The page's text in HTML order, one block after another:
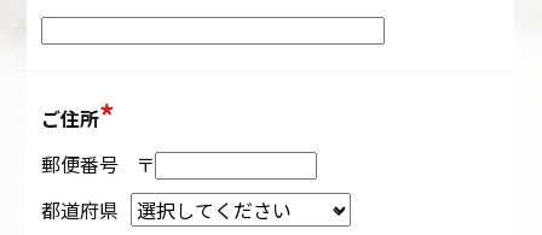
ご住所
郵便番号
〒
都道府県